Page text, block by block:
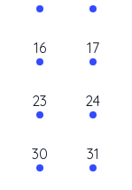
カ
レ
ン
ダ
ー
ン
ン
イ
ン
イ
ン
10
イ
ン
16
9
イ
ン
17
10
イ
ン
23
10
イ
ン
24
10
イ
30
6
イ
31